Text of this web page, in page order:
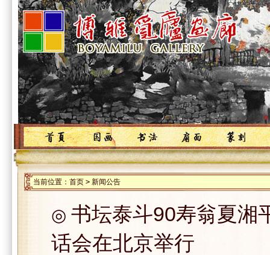
当前位置：首页 > 新闻公告
◎ 书坛泰斗90寿翁夏湘
话会在北京举行